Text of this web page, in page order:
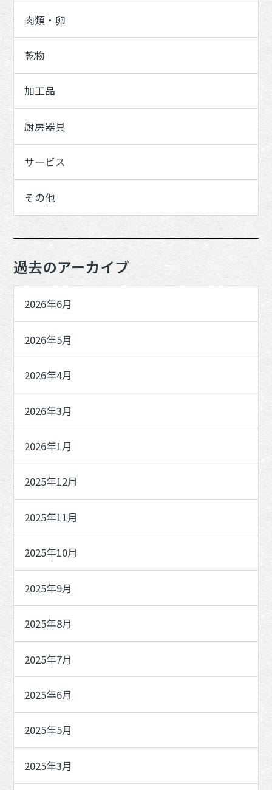
肉類・卵
乾物
加工品
厨房器具
サービス
その他
過去のアーカイブ
2026年6月
2026年5月
2026年4月
2026年3月
2026年1月
2025年12月
2025年11月
2025年10月
2025年9月
2025年8月
2025年7月
2025年6月
2025年5月
2025年3月